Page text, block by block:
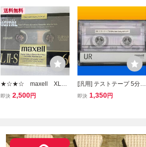
送料無料
★☆★☆ maxell XLⅡ-
S 60 カセットテープ
即決 2,500円
[汎用] テストテープ 5分 3
15Hz 0dB Dolby NR OFF
即決 1,350円